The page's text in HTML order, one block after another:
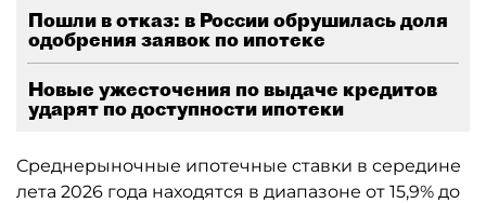
Пошли в отказ: в России обрушилась доля
одобрения заявок по ипотеке
Новые ужесточения по выдаче кредитов
ударят по доступности ипотеки
Среднерыночные ипотечные ставки в середине
лета 2026 года находятся в диапазоне от 15,9% до